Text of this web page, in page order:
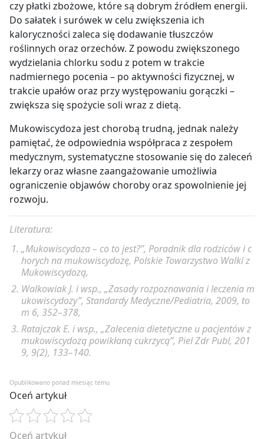
czy płatki zbożowe, które są dobrym źródłem energii.
Do sałatek i surówek w celu zwiększenia ich
kaloryczności zaleca się dodawanie tłuszczów
roślinnych oraz orzechów. Z powodu zwiększonego
wydzielania chlorku sodu z potem w trakcie
nadmiernego pocenia – po aktywności fizycznej, w
trakcie upałów oraz przy występowaniu gorączki –
zwiększa się spożycie soli wraz z dietą.
Mukowiscydoza jest chorobą trudną, jednak należy
pamiętać, że odpowiednia współpraca z zespołem
medycznym, systematyczne stosowanie się do zaleceń
lekarzy oraz własne zaangażowanie umożliwia
ograniczenie objawów choroby oraz spowolnienie jej
rozwoju.
Literatura:
„Mukowiscydoza – co to jest?”, Poradnik dla rodziców i c
horych na mukowiscydozę, Polskie Towarzystwo Walki z
Mukowiscydozą,
Walkowiak J. i wsp., „Zasady rozpoznawania i leczenia m
ukowiscydozy”, Standardy Medyczne/Pediatria, 2009, to
m 6, 352–378,
Ratajczak E. i wsp., „Zalecenia dietetyczne u pacjentów z
mukowiscydozą powikłaną cukrzycą”, Piel Zdr Publ, 201
9, 9(2), 133–140.
Opublikowano ponad miesiąc temu
Oceń artykuł
Oceń artykuł